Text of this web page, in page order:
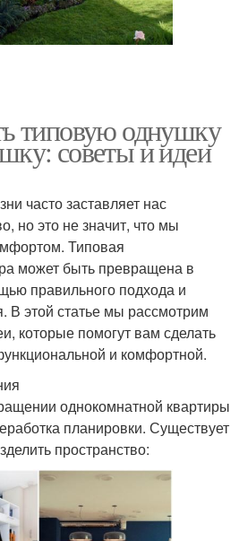
типовую однушку
советы и идеи
часто заставляет нас
но это не значит, что мы
Типовая
может быть превращена в
правильного подхода и
В этой статье мы рассмотрим
которые помогут вам сделать
и комфортной.
однокомнатной квартиры
планировки. Существует
пространство: